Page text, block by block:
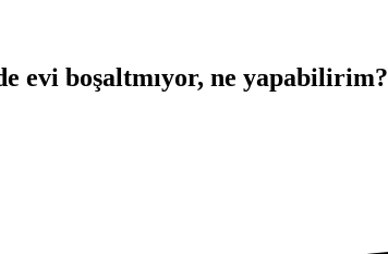
evi boşaltmıyor, ne yapabilirim?